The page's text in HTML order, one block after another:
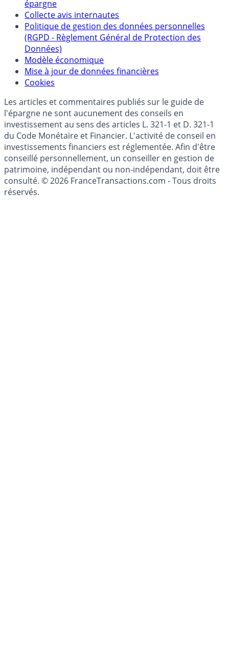
Politique de référencement des placements
épargne
Collecte avis internautes
Politique de gestion des données personnelles
(RGPD - Règlement Général de Protection des
Données)
Modèle économique
Mise à jour de données financières
Cookies
Les articles et commentaires publiés sur le guide de
l'épargne ne sont aucunement des conseils en
investissement au sens des articles L. 321-1 et D. 321-1
du Code Monétaire et Financier. L'activité de conseil en
investissements financiers est réglementée. Afin d'être
conseillé personnellement, un conseiller en gestion de
patrimoine, indépendant ou non-indépendant, doit être
consulté. © 2026 FranceTransactions.com - Tous droits